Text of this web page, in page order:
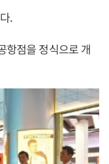
.
항점을 정식으로 개